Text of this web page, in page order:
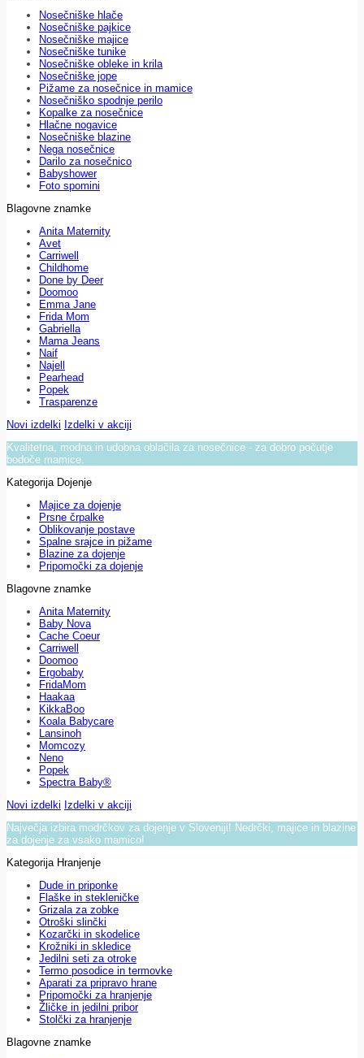
Nosečniške hlače
Nosečniške pajkice
Nosečniške majice
Nosečniške tunike
Nosečniške obleke in krila
Nosečniške jope
Pižame za nosečnice in mamice
Nosečniško spodnje perilo
Kopalke za nosečnice
Hlačne nogavice
Nosečniške blazine
Nega nosečnice
Darilo za nosečnico
Babyshower
Foto spomini
Blagovne znamke
Anita Maternity
Avet
Carriwell
Childhome
Done by Deer
Doomoo
Emma Jane
Frida Mom
Gabriella
Mama Jeans
Naif
Najell
Pearhead
Popek
Trasparenze
Novi izdelki Izdelki v akciji
Kvalitetna, modna in udobna oblačila za nosečnice - za dobro počutje
bodoče mamice.
Kategorija Dojenje
Majice za dojenje
Prsne črpalke
Oblikovanje postave
Spalne srajce in pižame
Blazine za dojenje
Pripomočki za dojenje
Blagovne znamke
Anita Maternity
Baby Nova
Cache Coeur
Carriwell
Doomoo
Ergobaby
FridaMom
Haakaa
KikkaBoo
Koala Babycare
Lansinoh
Momcozy
Neno
Popek
Spectra Baby®
Novi izdelki Izdelki v akciji
Največja izbira modrčkov za dojenje v Sloveniji! Nedrčki, majice in blazine
za dojenje za vsako mamico!
Kategorija Hranjenje
Dude in priponke
Flaške in stekleničke
Grizala za zobke
Otroški slinčki
Kozarčki in skodelice
Krožniki in skledice
Jedilni seti za otroke
Termo posodice in termovke
Aparati za pripravo hrane
Pripomočki za hranjenje
Žličke in jedilni pribor
Stolčki za hranjenje
Blagovne znamke